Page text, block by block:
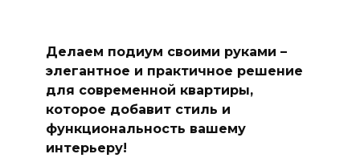
Делаем подиум своими руками –
элегантное и практичное решение
для современной квартиры,
которое добавит стиль и
функциональность вашему
интерьеру!